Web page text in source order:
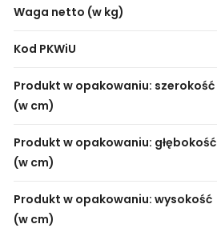
Waga netto (w kg)
Kod PKWiU
Produkt w opakowaniu: szerokość
(w cm)
Produkt w opakowaniu: głębokość
(w cm)
Produkt w opakowaniu: wysokość
(w cm)